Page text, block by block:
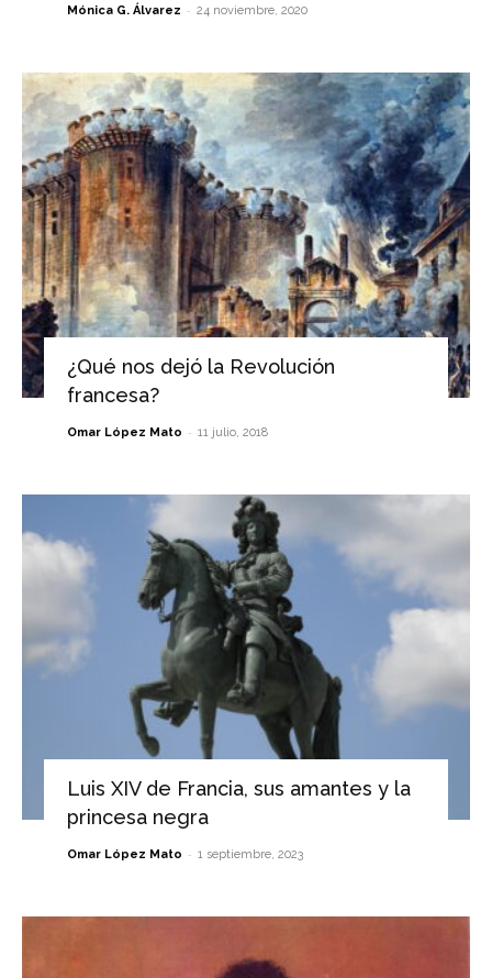
Mónica G. Álvarez - 24 noviembre, 2020
¿Qué nos dejó la Revolución
francesa?
Omar López Mato - 11 julio, 2018
Luis XIV de Francia, sus amantes y la
princesa negra
Omar López Mato - 1 septiembre, 2023